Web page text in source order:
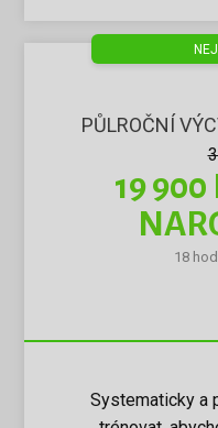
PŮLROČNÍ
19 900
18
Systematicky a